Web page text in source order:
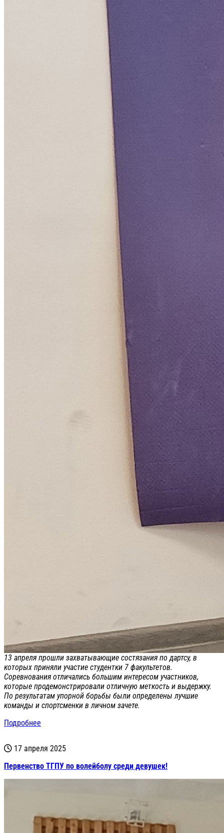
13 апреля прошли захватывающие состязания по дартсу, в
которых приняли участие студентки 7 факультетов.
Соревнования отличались большим интересом участников,
которые продемонстрировали отличную меткость и выдержку.
По результатам упорной борьбы были определены лучшие
команды и спортсменки в личном зачете.
Подробнее
17 апреля 2025
Первенство ТГПУ по волейболу среди девушек!